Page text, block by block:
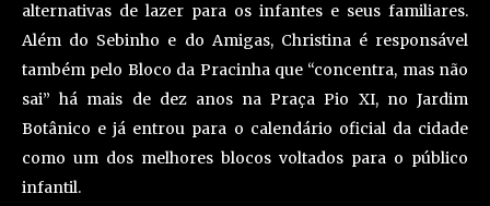
alternativas de lazer para os infantes e seus familiares.
Além do Sebinho e do Amigas, Christina é responsável
também pelo Bloco da Pracinha que “concentra, mas não
sai” há mais de dez anos na Praça Pio XI, no Jardim
Botânico e já entrou para o calendário oficial da cidade
como um dos melhores blocos voltados para o público
infantil.